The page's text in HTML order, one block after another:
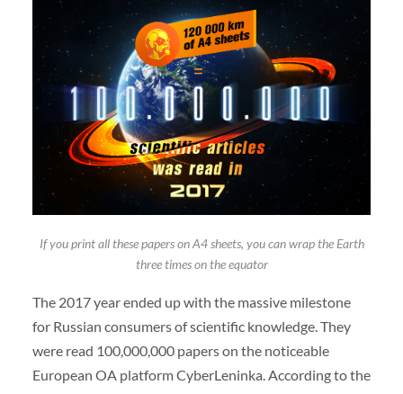
If you print all these papers on A4 sheets, you can wrap the Earth
three times on the equator
The 2017 year ended up with the massive milestone
for Russian consumers of scientific knowledge. They
were read 100,000,000 papers on the noticeable
European OA platform CyberLeninka. According to the